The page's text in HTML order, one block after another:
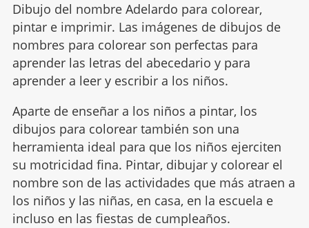
Dibujo del nombre Adelardo para colorear,
pintar e imprimir. Las imágenes de dibujos de
nombres para colorear son perfectas para
aprender las letras del abecedario y para
aprender a leer y escribir a los niños.
Aparte de enseñar a los niños a pintar, los
dibujos para colorear también son una
herramienta ideal para que los niños ejerciten
su motricidad fina. Pintar, dibujar y colorear el
nombre son de las actividades que más atraen a
los niños y las niñas, en casa, en la escuela e
incluso en las fiestas de cumpleaños.